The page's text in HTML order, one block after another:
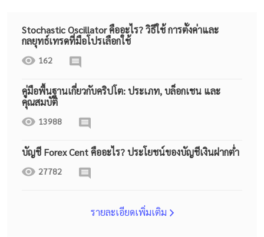
Stochastic Oscillator คืออะไร? วิธีใช้ การตั้งค่าและ
กลยุทธ์เทรดที่มือโปรเลือกใช้
162
คู่มือพื้นฐานเกี่ยวกับคริปโต: ประเภท, บล็อกเชน และ
คุณสมบัติ
13988
บัญชี Forex Cent คืออะไร? ประโยชน์ของบัญชีเงินฝากต่ำ
27782
รายละเอียดเพิ่มเติม